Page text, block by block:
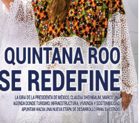
Promoción turística con visión
1 abril, 2026